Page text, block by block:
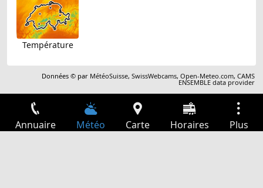
Température
Données © par MétéoSuisse,SwissWebcams,Open-Meteo.com,CAMS
ENSEMBLE data provider
Annuaire Météo Carte Horaires Plus